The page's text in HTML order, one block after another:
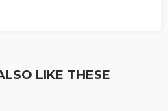
LIKE THESE